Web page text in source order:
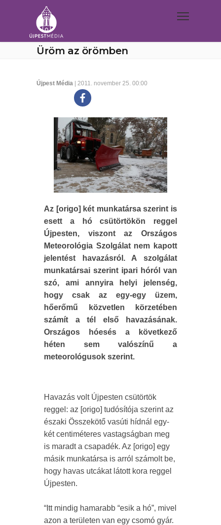
Üröm az örömben
Újpest Média | 2011. november 25. 00:00
Az [origo] két munkatársa szerint is
esett a hó csütörtökön reggel
Újpesten, viszont az Országos
Meteorológia Szolgálat nem kapott
jelentést havazásról. A szolgálat
munkatársai szerint ipari hóról van
szó, ami annyira helyi jelenség,
hogy csak az egy-egy üzem,
hőerőmű közvetlen körzetében
számít a tél első havazásának.
Országos hóesés a következő
héten sem valószínű a
meteorológusok szerint.
Havazás volt Újpesten csütörtök
reggel: az [origo] tudósítója szerint az
északi Összekötő vasúti hídnál egy-
két centiméteres vastagságban meg
is maradt a csapadék. Az [origo] egy
másik munkatársa is arról számolt be,
hogy havas utcákat látott kora reggel
Újpesten.
“Itt mindig hamarabb “esik a hó”, mivel
azon a területen van egy csomó gyár.